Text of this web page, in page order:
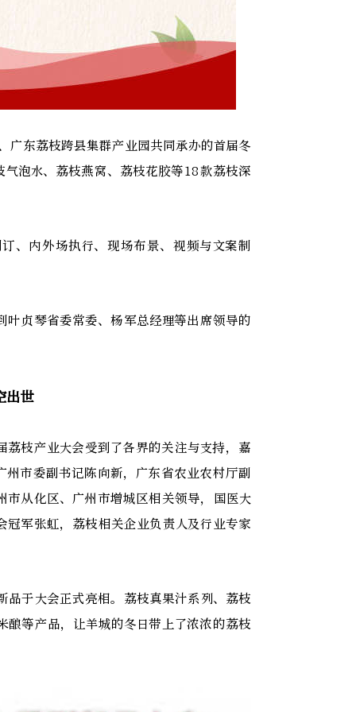
广东荔枝跨县集群产业园共同承办的首届冬
泡水、荔枝燕窝、荔枝花胶等18款荔枝深
、内外场执行、现场布景、视频与文案制
贞琴省委常委、杨军总经理等出席领导的
出世
枝产业大会受到了各界的关注与支持，嘉
市委副书记陈向新，广东省农业农村厅副
市从化区、广州市增城区相关领导，国医大
军张虹，荔枝相关企业负责人及行业专家
于大会正式亮相。荔枝真果汁系列、荔枝
等产品，让羊城的冬日带上了浓浓的荔枝